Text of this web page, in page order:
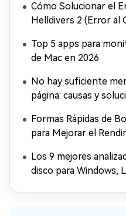
Cómo Solucionar el
Helldivers 2 (Error al
Top 5 apps para
de Mac en 2026
No hay suficiente
página: causas y
Formas Rápidas de
para Mejorar el
Los 9 mejores
disco para Windows,